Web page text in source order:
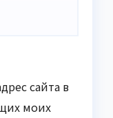
сайта в
моих